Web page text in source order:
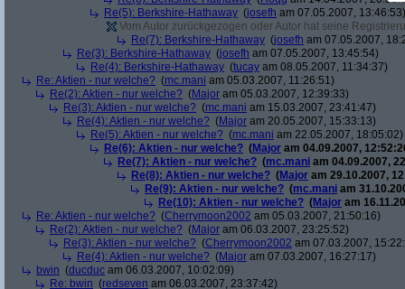
Re(5): Berkshire-Hathaway (josefh am 07.05.2007, 13:46:53)
Vom Autor zurückgezogen oder Autor hat seine
Re(7): Berkshire-Hathaway (josefh am 07.05.2007,
Re(3): Berkshire-Hathaway (josefh am 07.05.2007, 13:45:54)
Re(4): Berkshire-Hathaway (tucay am 08.05.2007, 11:34:37)
Re: Aktien - nur welche? (mc.mani am 05.03.2007, 11:26:51)
Re(2): Aktien - nur welche? (Major am 05.03.2007, 12:39:33)
Re(3): Aktien - nur welche? (mc.mani am 15.03.2007, 23:41:47)
Re(4): Aktien - nur welche? (Major am 20.05.2007, 15:33:13)
Re(5): Aktien - nur welche? (mc.mani am 22.05.2007, 18:05:02)
Re(6): Aktien - nur welche? (Major am 04.09.2007,
Re(7): Aktien - nur welche? (mc.mani am 04.09.2007,
Re(8): Aktien - nur welche? (Major am 29.10.2007,
Re(9): Aktien - nur welche? (mc.mani am
Re(10): Aktien - nur welche? (Major am
Re: Aktien - nur welche? (Cherrymoon2002 am 05.03.2007, 21:50:16)
Re(2): Aktien - nur welche? (Major am 06.03.2007, 23:25:52)
Re(3): Aktien - nur welche? (Cherrymoon2002 am 07.03.2007,
Re(4): Aktien - nur welche? (Major am 07.03.2007, 16:27:17)
bwin (ducduc am 06.03.2007, 10:02:09)
Re: bwin (redseven am 06.03.2007, 23:37:42)